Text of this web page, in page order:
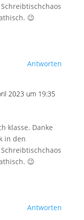
😉
Antworten
2023 um 19:35
klasse. Danke
in den
😉
Antworten